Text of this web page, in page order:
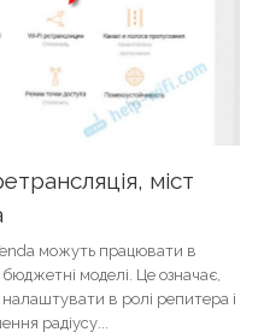
міст
можуть працювати в
моделі. Це означає,
в ролі репитера і
радіусу...